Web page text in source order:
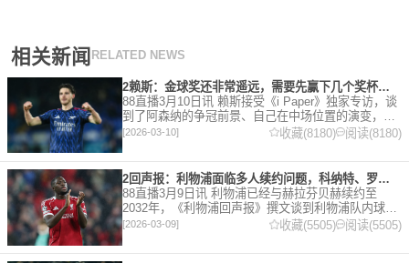
相关新闻 RELATED NEWS
2赖斯：金球奖还非常遥远，需要先赢下几个奖杯，专注当下好好踢球
88直播3月10日讯 赖斯接受《i Paper》独家专访，谈
到了阿森纳的争冠前景、自己在中场位置的演变，以
及对自己被提名金球奖的看法。 任意球 赖斯：“我们
有一项非常擅长的技能——这背后付出了巨大努力
[2026-03-10] 收藏(8180) 阅读(8180)
2回声报：利物浦面临多人续约问题，科纳特、罗伯逊合同今夏到期
88直播3月9日讯 利物浦已经与赫拉芬贝赫续约至
2032年，《利物浦回声报》撰文谈到利物浦队内球员
的合同情况，文章表示，利物浦多位球员面临合同问
题。 对于利物浦来说，科纳特的合同将在本赛季末到
期，俱乐
[2026-03-09] 收藏(5505) 阅读(5505)